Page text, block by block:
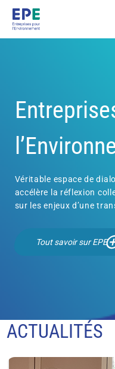
Véritable espace de
accélère la réflexion
sur les enjeux d’une
Tout savoir sur EPE
ACTUALITÉS